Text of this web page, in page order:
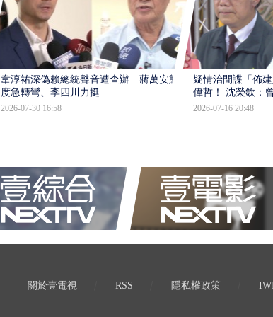
韋淳祐深偽賴總統聲音遭查辦 蔣萬安態
度急轉彎、李四川力挺
2026-07-30 16:58
疑情治間諜「佈
偉哲！ 沈榮欽：
2026-07-16 20:48
關於壹電視 RSS 隱私權政策